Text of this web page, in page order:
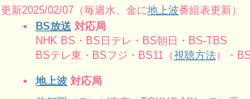
更新2025/02/07（毎週水、金に地上波番組表更新）
BS放送対応局
NHK BS・BS日テレ・BS朝日・BS-TBS
BSテレ東・BSフジ・BS11（視聴方法）・
地上波対応局